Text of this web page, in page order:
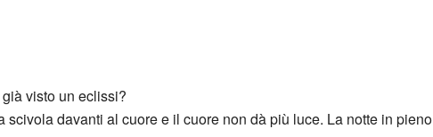
visto un eclissi?
scivola davanti al cuore e il cuore non dà più luce. La notte in pieno